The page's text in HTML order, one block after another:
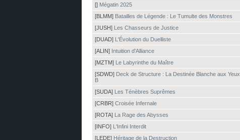
[] Mégatin 2025
[BLMM] Batailles de Légende : Le Tumulte des Monstres
[JUSH] Les Chasseurs de Justice
[DUAD] L'Évolution du Duelliste
[ALIN] Intuition d'Alliance
[MZTM] Le Labyrinthe du Maître
[SDWD] Deck de Structure : La Destinée Blanche aux Yeux
B
[SUDA] Les Ténèbres Suprêmes
[CRBR] Croisée Infernale
[ROTA] La Rage des Abysses
[INFO] L'Infini Interdit
[LEDE] Héritage de la Destruction